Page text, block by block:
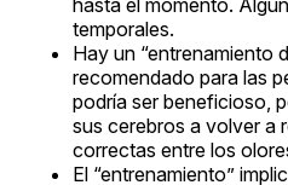
temporales.
Hay un “entrenamiento
recomendado para las
podría ser beneficioso,
sus cerebros a volver a
correctas entre los
El “entrenamiento”